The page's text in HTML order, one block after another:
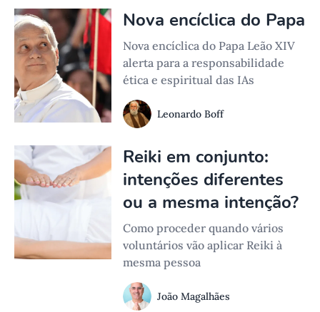
Nova encíclica do Papa
Nova encíclica do Papa Leão XIV
alerta para a responsabilidade
ética e espiritual das IAs
Leonardo Boff
Reiki em conjunto:
intenções diferentes
ou a mesma intenção?
Como proceder quando vários
voluntários vão aplicar Reiki à
mesma pessoa
João Magalhães